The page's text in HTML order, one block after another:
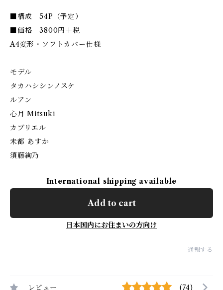
■構成 54P（予定）
■価格 3800円＋税
A4変形・ソフトカバー仕様
モデル
タカハシシンノスケ
ルアン
心月 Mitsuki
カブリエル
未都 あすか
須藤絢乃
International shipping available
Add to cart
日本国内にお住まいの方向け
通報する
レビュー (74)